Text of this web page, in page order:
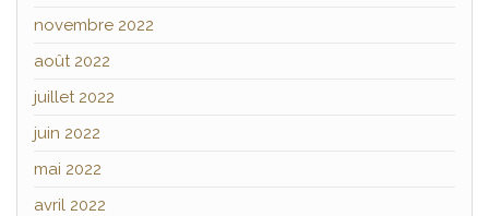
novembre 2022
août 2022
juillet 2022
juin 2022
mai 2022
avril 2022